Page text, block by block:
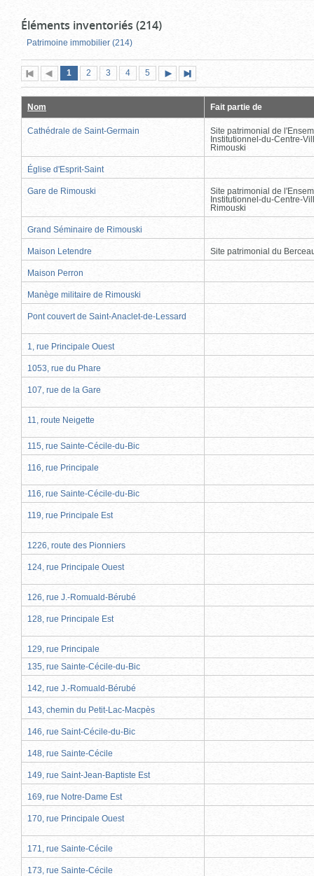
Éléments inventoriés (214)
Patrimoine immobilier (214)
Première
page
Page
précédente
Page
1 (page
actuelle)
Page
2 Page
3 Page
4 Page
5
suivante
page
Nom Fait partie de
Cathédrale de Saint-Germain
Site patrimonial de
Institutionnel-du-Centre-
Rimouski
Église d'Esprit-Saint
Gare de Rimouski
Site patrimonial de
Institutionnel-du-Centre-
Rimouski
Grand Séminaire de Rimouski
Maison Letendre Site patrimonial du
Maison Perron
Manège militaire de Rimouski
Pont couvert de Saint-Anaclet-de-Lessard
1, rue Principale Ouest
1053, rue du Phare
107, rue de la Gare
11, route Neigette
115, rue Sainte-Cécile-du-Bic
116, rue Principale
116, rue Sainte-Cécile-du-Bic
119, rue Principale Est
1226, route des Pionniers
124, rue Principale Ouest
126, rue J.-Romuald-Bérubé
128, rue Principale Est
129, rue Principale
135, rue Sainte-Cécile-du-Bic
142, rue J.-Romuald-Bérubé
143, chemin du Petit-Lac-Macpès
146, rue Saint-Cécile-du-Bic
148, rue Sainte-Cécile
149, rue Saint-Jean-Baptiste Est
169, rue Notre-Dame Est
170, rue Principale Ouest
171, rue Sainte-Cécile
173, rue Sainte-Cécile